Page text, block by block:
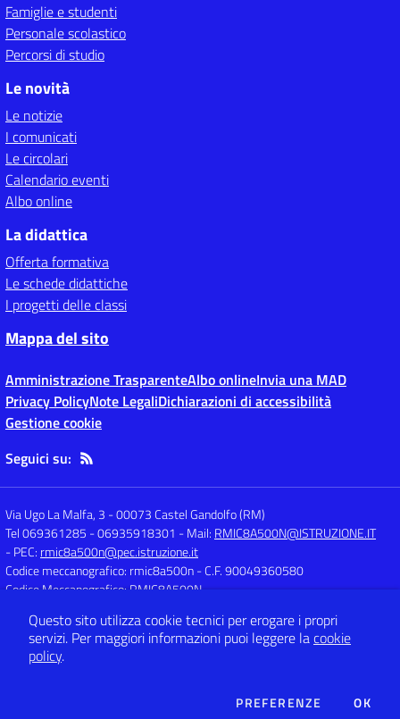
Famiglie e studenti
Personale scolastico
Percorsi di studio
Le novità
Le notizie
I comunicati
Le circolari
Calendario eventi
Albo online
La didattica
Offerta formativa
Le schede didattiche
I progetti delle classi
Mappa del sito
Amministrazione TrasparenteAlbo onlineInvia una MAD
Privacy PolicyNote LegaliDichiarazioni di accessibilità
Gestione cookie
Seguici su:
Via Ugo La Malfa, 3 -00073 Castel Gandolfo (RM)
Tel 069361285 - 06935918301 - Mail: RMIC8A500N@ISTRUZIONE.IT
- PEC: rmic8a500n@pec.istruzione.it
Codice meccanografico: rmic8a500n- C.F. 90049360580
Codice Meccanografico: RMIC8A500N
Concept & Design by
Designers Italia
Questo sito utilizza cookie tecnici per erogare i propri
servizi. Per maggiori informazioni puoi leggere lacookie
policy.
PREFERENZE DEI COOKIE
OK